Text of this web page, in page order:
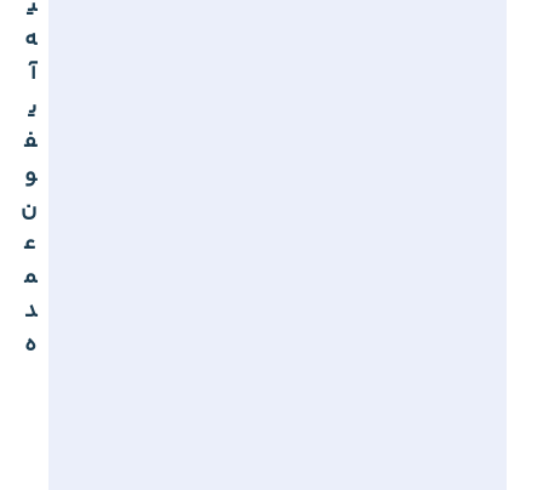
ه
آ
ی
ف
و
ن
ع
م
د
ه